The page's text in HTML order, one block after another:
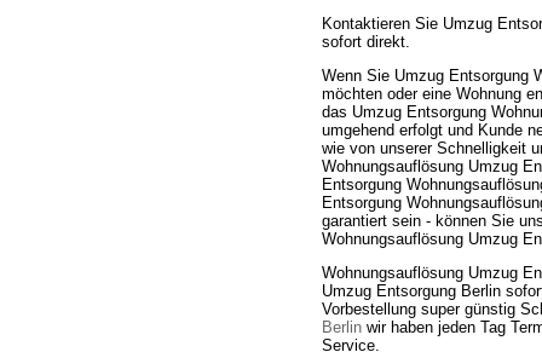
Kontaktieren Sie Umzug
sofort direkt.
Wenn Sie Umzug Entsorgung
möchten oder eine Wohnung
das Umzug Entsorgung
umgehend erfolgt und Kunde
wie von unserer Schnelligkeit
Wohnungsauflösung Umzug
Entsorgung
Entsorgung
garantiert sein - können Sie
Wohnungsauflösung Umzug
Wohnungsauflösung Umzug
Umzug Entsorgung Berlin
Vorbestellung super günstig
Berlin wir haben jeden Tag
Service.